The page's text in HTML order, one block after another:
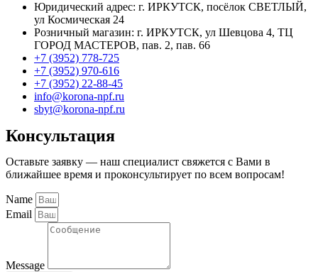
Юридический адрес: г. ИРКУТСК, посёлок СВЕТЛЫЙ,
ул Космическая 24
Розничный магазин: г. ИРКУТСК, ул Шевцова 4, ТЦ
ГОРОД МАСТЕРОВ, пав. 2, пав. 66
+7 (3952) 778-725
+7 (3952) 970-616
+7 (3952) 22-88-45
info@korona-npf.ru
sbyt@korona-npf.ru
Консультация
Оставьте заявку — наш специалист свяжется с Вами в
ближайшее время и проконсультирует по всем вопросам!
Name
Email
Message